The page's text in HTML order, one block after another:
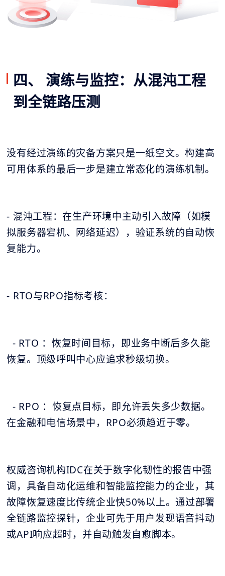
四、 演练与监控：从混沌工程
到全链路压测
没有经过演练的灾备方案只是一纸空文。构建高
可用体系的最后一步是建立常态化的演练机制。
- 混沌工程：在生产环境中主动引入故障（如模
拟服务器宕机、网络延迟），验证系统的自动恢
复能力。
- RTO与RPO指标考核：
- RTO ：恢复时间目标，即业务中断后多久能
恢复。顶级呼叫中心应追求秒级切换。
- RPO ：恢复点目标，即允许丢失多少数据。
在金融和电信场景中，RPO必须趋近于零。
权威咨询机构IDC在关于数字化韧性的报告中强
调，具备自动化运维和智能监控能力的企业，其
故障恢复速度比传统企业快50%以上。通过部署
全链路监控探针，企业可先于用户发现语音抖动
或API响应超时，并自动触发自愈脚本。